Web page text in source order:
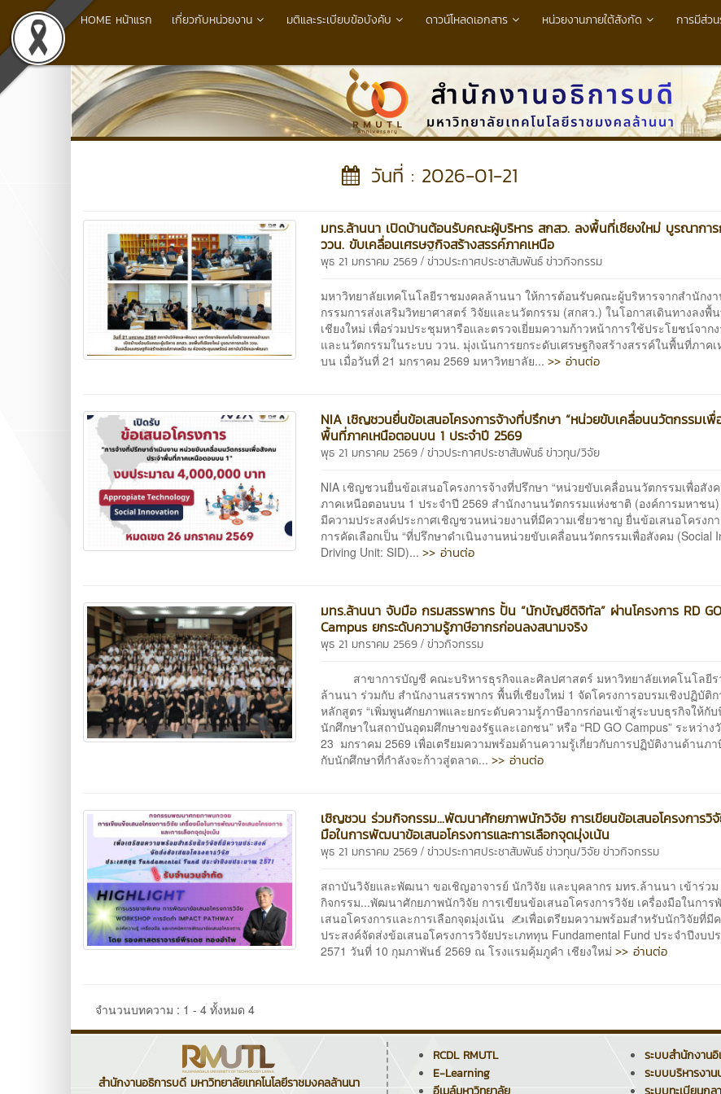
HOME หน้าแรก เกี่ยวกับหน่วยงาน มติและระเบียบข้อบังคับ ดาวน์โหลดเอกสาร หน่วยงานภายใต้สังกัด การมีส่ว
วันที่ : 2026-01-21
มทร.ล้านนา เปิดบ้านต้อนรับคณะผู้บริหาร สกสว. ลงพื้นที่เชียงใหม่ บูรณาการ
ววน. ขับเคลื่อนเศรษฐกิจสร้างสรรค์ภาคเหนือ
พุธ 21 มกราคม 2569 /ข่าวประกาศประชาสัมพันธ์ ข่าวกิจกรรม
มหาวิทยาลัยเทคโนโลยีราชมงคลล้านนา ให้การต้อนรับคณะผู้บริหารจากสำนักง
กรรมการส่งเสริมวิทยาศาสตร์ วิจัยและนวัตกรรม (สกสว.) ในโอกาสเดินทางลงพื้
เชียงใหม่ เพื่อร่วมประชุมหารือและตรวจเยี่ยมความก้าวหน้าการใช้ประโยชน์จาก
และนวัตกรรมในระบบ ววน. มุ่งเน้นการยกระดับเศรษฐกิจสร้างสรรค์ในพื้นที่ภาค
บน เมื่อวันที่ 21 มกราคม 2569 มหาวิทยาลัย...>> อ่านต่อ
NIA เชิญชวนยื่นข้อเสนอโครงการจ้างที่ปรึกษา “หน่วยขับเคลื่อนนวัตกรรมเพื่
พื้นที่ภาคเหนือตอนบน 1 ประจำปี 2569
พุธ 21 มกราคม 2569 /ข่าวประกาศประชาสัมพันธ์ ข่าวทุน/วิจัย
NIA เชิญชวนยื่นข้อเสนอโครงการจ้างที่ปรึกษา “หน่วยขับเคลื่อนนวัตกรรมเพื่อสัง
ภาคเหนือตอนบน 1 ประจำปี 2569 สำนักงานนวัตกรรมแห่งชาติ (องค์การมหาชน)
มีความประสงค์ประกาศเชิญชวนหน่วยงานที่มีความเชี่ยวชาญ ยื่นข้อเสนอโครงกา
การคัดเลือกเป็น “ที่ปรึกษาดำเนินงานหน่วยขับเคลื่อนนวัตกรรมเพื่อสังคม (Social
Driving Unit: SID)...>> อ่านต่อ
มทร.ล้านนา จับมือ กรมสรรพากร ปั้น “นักบัญชีดิจิทัล” ผ่านโครงการ RD GO
Campus ยกระดับความรู้ภาษีอากรก่อนลงสนามจริง
พุธ 21 มกราคม 2569 /ข่าวกิจกรรม
สาขาการบัญชี คณะบริหารธุรกิจและศิลปศาสตร์ มหาวิทยาลัยเทคโนโลยีร
ล้านนา ร่วมกับ สำนักงานสรรพากร พื้นที่เชียงใหม่ 1 จัดโครงการอบรมเชิงปฏิบัติก
หลักสูตร “เพิ่มพูนศักยภาพและยกระดับความรู้ภาษีอากรก่อนเข้าสู่ระบบธุรกิจให้กั
นักศึกษาในสถาบันอุดมศึกษาของรัฐและเอกชน” หรือ “RD GO Campus” ระหว่าง
23 มกราคม 2569 เพื่อเตรียมความพร้อมด้านความรู้เกี่ยวกับการปฏิบัติงานด้านภา
กับนักศึกษาที่กำลังจะก้าวสู่ตลาด...>> อ่านต่อ
เชิญชวน ร่วมกิจกรรม...พัฒนาศักยภาพนักวิจัย การเขียนข้อเสนอโครงการวิ
มือในการพัฒนาข้อเสนอโครงการและการเลือกจุดมุ่งเน้น
พุธ 21 มกราคม 2569 /ข่าวประกาศประชาสัมพันธ์ ข่าวทุน/วิจัย ข่าวกิจกรรม
สถาบันวิจัยและพัฒนา ขอเชิญอาจารย์ นักวิจัย และบุคลากร มทร.ล้านนา เข้าร่วม
กิจกรรม...พัฒนาศักยภาพนักวิจัย การเขียนข้อเสนอโครงการวิจัย เครื่องมือในกา
เสนอโครงการและการเลือกจุดมุ่งเน้น ✍เพื่อเตรียมความพร้อมสำหรับนักวิจัยที่มี
ประสงค์จัดส่งข้อเสนอโครงการวิจัยประเภททุน Fundamental Fund ประจำปีงบ
2571 วันที่ 10 กุมภาพันธ์ 2569 ณ โรงแรมคุ้มภูคำ เชียงใหม่>> อ่านต่อ
จำนวนบทความ : 1 - 4 ทั้งหมด 4
สำนักงานอธิการบดี มหาวิทยาลัยเทคโนโลยีราชมงคลล้านนา
RCDL RMUTL
E-Learning
ระบบสำนักงาน
ระบบบริหารงา